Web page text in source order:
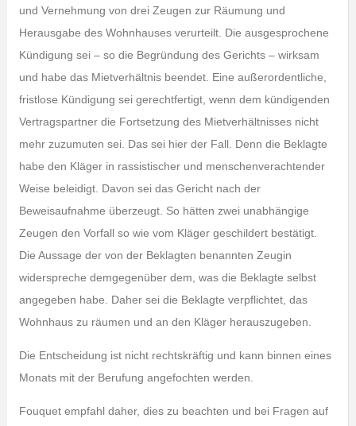
und Vernehmung von drei Zeugen zur Räumung und
Herausgabe des Wohnhauses verurteilt. Die ausgesprochene
Kündigung sei – so die Begründung des Gerichts – wirksam
und habe das Mietverhältnis beendet. Eine außerordentliche,
fristlose Kündigung sei gerechtfertigt, wenn dem kündigenden
Vertragspartner die Fortsetzung des Mietverhältnisses nicht
mehr zuzumuten sei. Das sei hier der Fall. Denn die Beklagte
habe den Kläger in rassistischer und menschenverachtender
Weise beleidigt. Davon sei das Gericht nach der
Beweisaufnahme überzeugt. So hätten zwei unabhängige
Zeugen den Vorfall so wie vom Kläger geschildert bestätigt.
Die Aussage der von der Beklagten benannten Zeugin
widerspreche demgegenüber dem, was die Beklagte selbst
angegeben habe. Daher sei die Beklagte verpflichtet, das
Wohnhaus zu räumen und an den Kläger herauszugeben.
Die Entscheidung ist nicht rechtskräftig und kann binnen eines
Monats mit der Berufung angefochten werden.
Fouquet empfahl daher, dies zu beachten und bei Fragen auf